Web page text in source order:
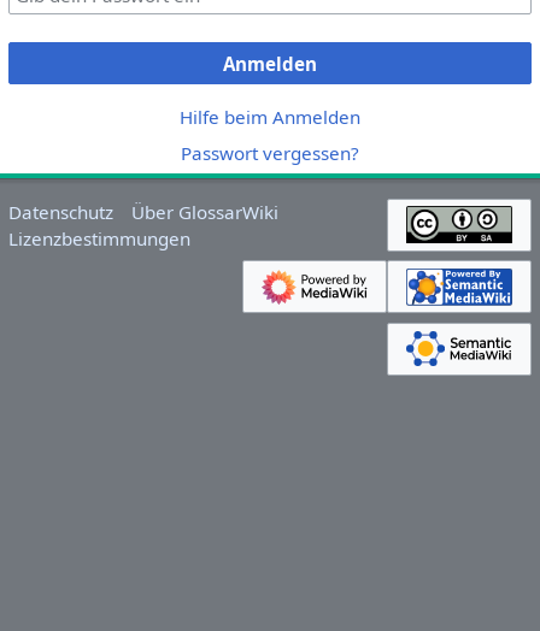
Anmelden
Hilfe beim Anmelden
Passwort vergessen?
Datenschutz
Über GlossarWiki
Lizenzbestimmungen